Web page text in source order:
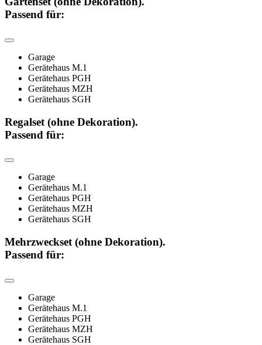
Passend für:
Garage
Gerätehaus M.1
Gerätehaus PGH
Gerätehaus MZH
Gerätehaus SGH
Regalset (ohne Dekoration).
Passend für:
Garage
Gerätehaus M.1
Gerätehaus PGH
Gerätehaus MZH
Gerätehaus SGH
Mehrzweckset (ohne Dekoration).
Passend für:
Garage
Gerätehaus M.1
Gerätehaus PGH
Gerätehaus MZH
Gerätehaus SGH